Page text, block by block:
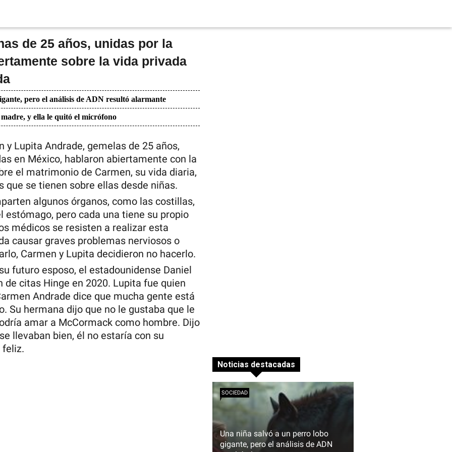
de 25 años, unidas por la
sobre la vida privada
pero el análisis de ADN resultó alarmante
y ella le quitó el micrófono
y Lupita Andrade, gemelas de 25 años,
en México, hablaron abiertamente con la
el matrimonio de Carmen, su vida diaria,
que se tienen sobre ellas desde niñas.
algunos órganos, como las costillas,
estómago, pero cada una tiene su propio
médicos se resisten a realizar esta
causar graves problemas nerviosos o
Carmen y Lupita decidieron no hacerlo.
futuro esposo, el estadounidense Daniel
de citas Hinge en 2020. Lupita fue quien
Andrade dice que mucha gente está
Su hermana dijo que no le gustaba que le
amar a McCormack como hombre. Dijo
llevaban bien, él no estaría con su
feliz.
Noticias destacadas
Una niña salvó a un perro lobo
gigante, pero el análisis de ADN
SOCIEDAD